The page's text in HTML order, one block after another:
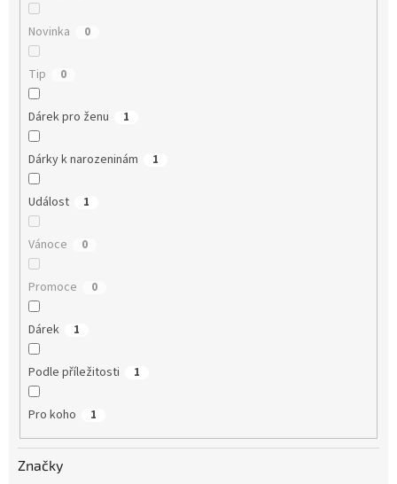
Novinka 0
Tip 0
Dárek pro ženu 1
Dárky k narozeninám 1
Událost 1
Vánoce 0
Promoce 0
Dárek 1
Podle příležitosti 1
Pro koho 1
Značky